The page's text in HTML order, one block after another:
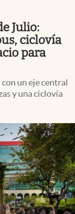
Julio:
ciclovía
para
un eje central
y una ciclovía